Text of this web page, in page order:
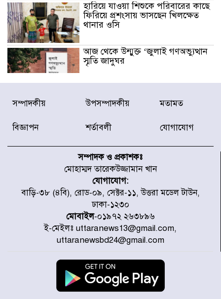
হারিয়ে যাওয়া শিশুকে পরিবারের কাছে
ফিরিয়ে প্রশংসায় ভাসছেন খিলক্ষেত
থানার ওসি
আজ থেকে উন্মুক্ত ‘জুলাই গণঅভ্যুত্থান
স্মৃতি জাদুঘর
রাজধানীর উত্তরা আঞ্চলিক পাসপোর্ট
অফিসের সামনে দালাল চক্রের ১৩ জন
করেছে র‌্যাব-১
চূড়ান্ত পর্যায়ে : ইরান
প্রত্যেক অপরাধীর বিচার এ দেশেই
হবে, সে যত শক্তিশালীই হোক না কেন,
চট্টগ্রামে জুলাই গণঅভ্যুত্থান দিবসে
প্রতিমন্ত্রী মীর হেলাল
আগামী ৫ দিন বৃষ্টির আভাস
হাসিনার বক্তব্য প্রচারে ভারতের সমর্থন
সম্পাদকীয় উপসম্পাদকীয় মতামত
বিজ্ঞাপন শর্তাবলী যোগাযোগ
সম্পাদক ও প্রকাশকঃ
মোহাম্মদ তারেকউজ্জামান খান
যোগাযোগ:
বাড়ি-৩৮ (৪বি), রোড-০৯, সেক্টর-১১, উত্তরা মডেল টাউন,
ঢাকা-১২৩০
মোবাইল-০১৯৭২ ২৬৩৮৯৬
ই-মেইলঃ uttaranews13@gmail.com,
uttaranewsbd24@gmail.com